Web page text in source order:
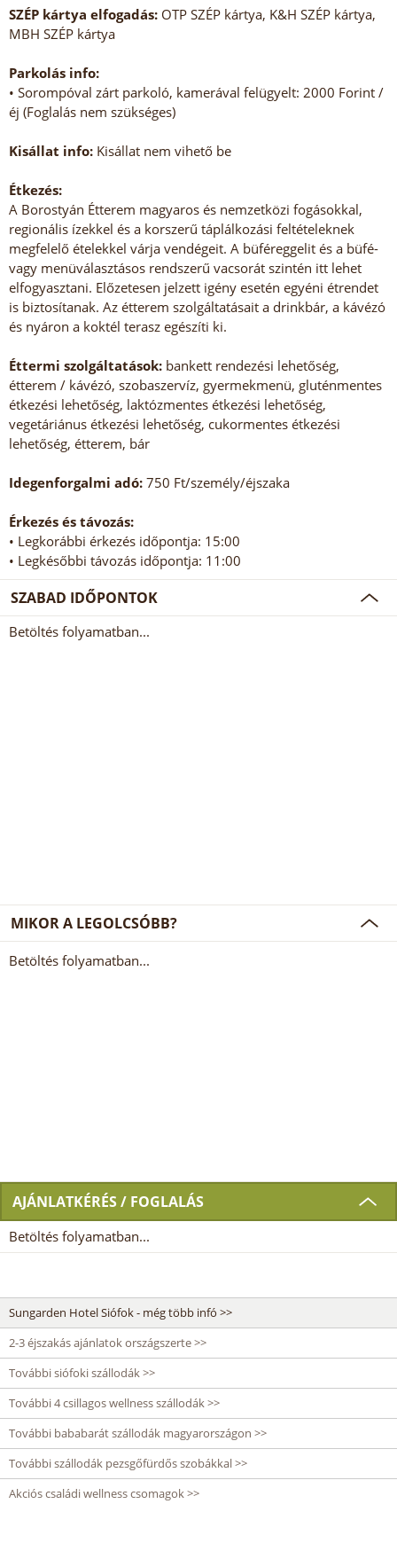
SZÉP kártya elfogadás: OTP SZÉP kártya, K&H SZÉP kártya,
MBH SZÉP kártya
Parkolás info:
• Sorompóval zárt parkoló, kamerával felügyelt: 2000 Forint /
éj (Foglalás nem szükséges)
Kisállat info: Kisállat nem vihető be
Étkezés:
A Borostyán Étterem magyaros és nemzetközi fogásokkal,
regionális ízekkel és a korszerű táplálkozási feltételeknek
megfelelő ételekkel várja vendégeit. A büféreggelit és a büfé-
vagy menüválasztásos rendszerű vacsorát szintén itt lehet
elfogyasztani. Előzetesen jelzett igény esetén egyéni étrendet
is biztosítanak. Az étterem szolgáltatásait a drinkbár, a kávézó
és nyáron a koktél terasz egészíti ki.
Éttermi szolgáltatások: bankett rendezési lehetőség,
étterem / kávézó, szobaszervíz, gyermekmenü, gluténmentes
étkezési lehetőség, laktózmentes étkezési lehetőség,
vegetáriánus étkezési lehetőség, cukormentes étkezési
lehetőség, étterem, bár
Idegenforgalmi adó: 750 Ft/személy/éjszaka
Érkezés és távozás:
• Legkorábbi érkezés időpontja: 15:00
• Legkésőbbi távozás időpontja: 11:00
SZABAD IDŐPONTOK
Betöltés folyamatban...
MIKOR A LEGOLCSÓBB?
Betöltés folyamatban...
AJÁNLATKÉRÉS / FOGLALÁS
Betöltés folyamatban...
Sungarden Hotel Siófok - még több infó >>
2-3 éjszakás ajánlatok országszerte >>
További siófoki szállodák >>
További 4 csillagos wellness szállodák >>
További bababarát szállodák magyarországon >>
További szállodák pezsgőfürdős szobákkal >>
Akciós családi wellness csomagok >>